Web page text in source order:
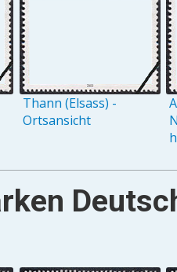
Thann (Elsass) -
Ortsansicht